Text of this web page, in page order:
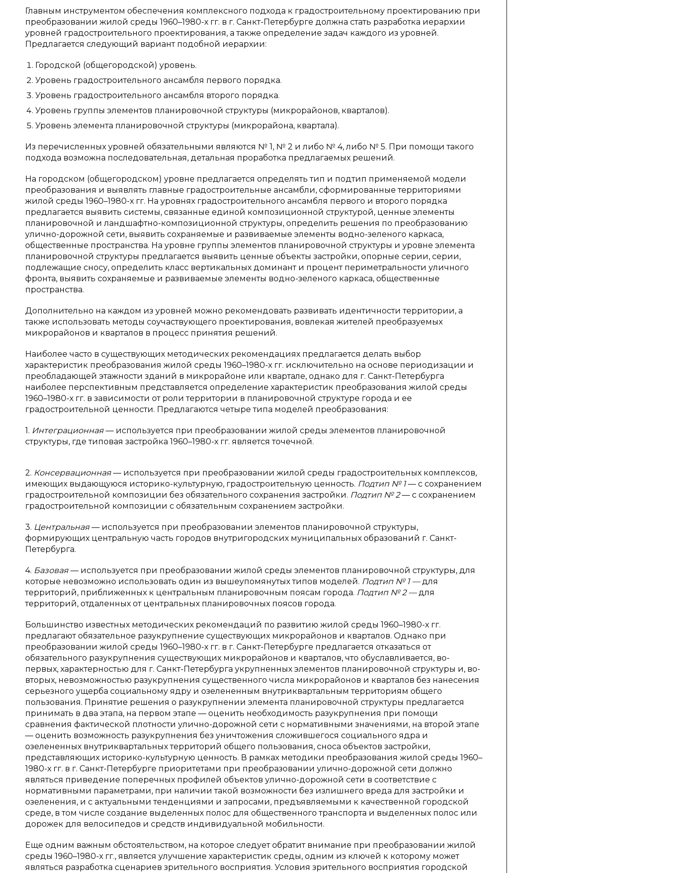
Главным инструментом обеспечения комплексного подхода к градостроительному проектированию при
преобразовании жилой среды 1960–1980-х гг. в г. Санкт-Петербурге должна стать разработка иерархии
уровней градостроительного проектирования, а также определение задач каждого из уровней.
Предлагается следующий вариант подобной иерархии:
Городской (общегородской) уровень.
Уровень градостроительного ансамбля первого порядка.
Уровень градостроительного ансамбля второго порядка.
Уровень группы элементов планировочной структуры (микрорайонов, кварталов).
Уровень элемента планировочной структуры (микрорайона, квартала).
Из перечисленных уровней обязательными являются № 1, № 2 и либо № 4, либо № 5. При помощи такого
подхода возможна последовательная, детальная проработка предлагаемых решений.
На городском (общегородском) уровне предлагается определять тип и подтип применяемой модели
преобразования и выявлять главные градостроительные ансамбли, сформированные территориями
жилой среды 1960–1980-х гг. На уровнях градостроительного ансамбля первого и второго порядка
предлагается выявить системы, связанные единой композиционной структурой, ценные элементы
планировочной и ландшафтно-композиционной структуры, определить решения по преобразованию
улично-дорожной сети, выявить сохраняемые и развиваемые элементы водно-зеленого каркаса,
общественные пространства. На уровне группы элементов планировочной структуры и уровне элемента
планировочной структуры предлагается выявить ценные объекты застройки, опорные серии, серии,
подлежащие сносу, определить класс вертикальных доминант и процент периметральности уличного
фронта, выявить сохраняемые и развиваемые элементы водно-зеленого каркаса, общественные
пространства.
Дополнительно на каждом из уровней можно рекомендовать развивать идентичности территории, а
также использовать методы соучаствующего проектирования, вовлекая жителей преобразуемых
микрорайонов и кварталов в процесс принятия решений.
Наиболее часто в существующих методических рекомендациях предлагается делать выбор
характеристик преобразования жилой среды 1960–1980-х гг. исключительно на основе периодизации и
преобладающей этажности зданий в микрорайоне или квартале, однако для г. Санкт-Петербурга
наиболее перспективным представляется определение характеристик преобразования жилой среды
1960–1980-х гг. в зависимости от роли территории в планировочной структуре города и ее
градостроительной ценности. Предлагаются четыре типа моделей преобразования:
1. Интеграционная — используется при преобразовании жилой среды элементов планировочной
структуры, где типовая застройка 1960–1980-х гг. является точечной.
2. Консервационная — используется при преобразовании жилой среды градостроительных комплексов,
имеющих выдающуюся историко-культурную, градостроительную ценность. Подтип № 1— с сохранением
градостроительной композиции без обязательного сохранения застройки. Подтип № 2— с сохранением
градостроительной композиции с обязательным сохранением застройки.
3. Центральная — используется при преобразовании элементов планировочной структуры,
формирующих центральную часть городов внутригородских муниципальных образований г. Санкт-
Петербурга.
4. Базовая — используется при преобразовании жилой среды элементов планировочной структуры, для
которые невозможно использовать один из вышеупомянутых типов моделей. Подтип № 1 —для
территорий, приближенных к центральным планировочным поясам города. Подтип № 2 —для
территорий, отдаленных от центральных планировочных поясов города.
Большинство известных методических рекомендаций по развитию жилой среды 1960–1980-х гг.
предлагают обязательное разукрупнение существующих микрорайонов и кварталов. Однако при
преобразовании жилой среды 1960–1980-х гг. в г. Санкт-Петербурге предлагается отказаться от
обязательного разукрупнения существующих микрорайонов и кварталов, что обуславливается, во-
первых, характерностью для г. Санкт-Петербурга укрупненных элементов планировочной структуры и, во-
вторых, невозможностью разукрупнения существенного числа микрорайонов и кварталов без нанесения
серьезного ущерба социальному ядру и озелененным внутриквартальным территориям общего
пользования. Принятие решения о разукрупнении элемента планировочной структуры предлагается
принимать в два этапа, на первом этапе — оценить необходимость разукрупнения при помощи
сравнения фактической плотности улично-дорожной сети с нормативными значениями, на второй этапе
— оценить возможность разукрупнения без уничтожения сложившегося социального ядра и
озелененных внутриквартальных территорий общего пользования, сноса объектов застройки,
представляющих историко-культурную ценность. В рамках методики преобразования жилой среды 1960–
1980-х гг. в г. Санкт-Петербурге приоритетами при преобразовании улично-дорожной сети должно
являться приведение поперечных профилей объектов улично-дорожной сети в соответствие с
нормативными параметрами, при наличии такой возможности без излишнего вреда для застройки и
озеленения, и с актуальными тенденциями и запросами, предъявляемыми к качественной городской
среде, в том числе создание выделенных полос для общественного транспорта и выделенных полос или
дорожек для велосипедов и средств индивидуальной мобильности.
Еще одним важным обстоятельством, на которое следует обратит внимание при преобразовании жилой
среды 1960–1980-х гг., является улучшение характеристик среды, одним из ключей к которому может
являться разработка сценариев зрительного восприятия. Условия зрительного восприятия городской